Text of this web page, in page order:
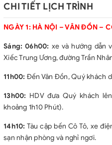
- Vé thắng cảnh tại tất cả các
- Bảo hiểm du lịch mức đền bù
GIÁ TOUR CHƯA BAO GỒM
- Đồ uống: rượu, bia, nước
không đề cập.
ngoài lịch trình.
- Xe máy đưa khách lên Ngọn
- Thuế giá trị gia tăng VAT 8%.
CHI TIẾT LỊCH TRÌNH
NGÀY 1: HÀ NỘI – VÂN ĐỒN –
Sáng: 06h00: xe và hướng dẫn
Xiếc Trung Ương, đường Trần
11h00: Đến Vân Đồn, Quý khách
13h00: HDV đưa Quý khách
khoảng 1h10 Phút).
14h10: Tàu cập bến Cô Tô, xe
sạn nhận phòng và nghỉ ngơi.